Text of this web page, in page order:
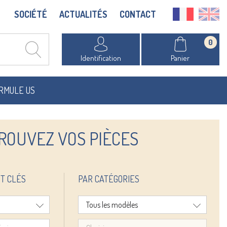
SOCIÉTÉ ACTUALITÉS CONTACT
Identification Panier
0
US
VOS PIÈCES
CLÉS PAR CATÉGORIES